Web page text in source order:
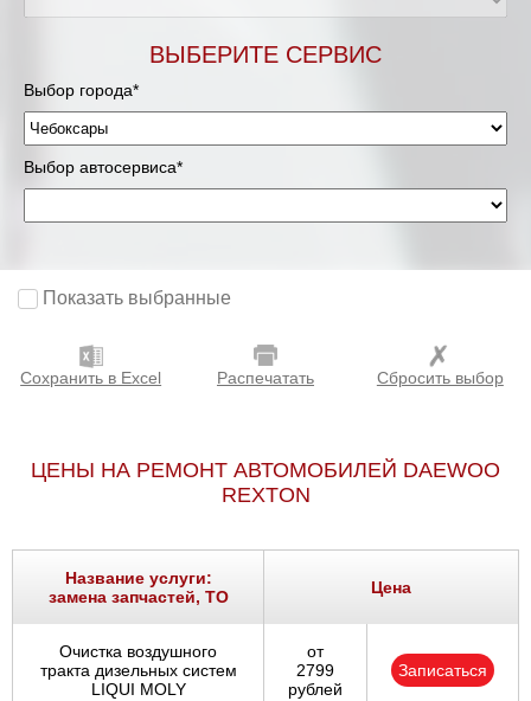
ВЫБЕРИТЕ СЕРВИС
Выбор города*
Выбор автосервиса*
Показать выбранные
Сохранить в Excel Распечатать Сбросить выбор
ЦЕНЫ НА РЕМОНТ АВТОМОБИЛЕЙ DAEWOO
REXTON
Название услуги:
замена запчастей, ТО
Цена
Очистка воздушного
тракта дизельных систем
LIQUI MOLY
от
2799
рублей
Записаться